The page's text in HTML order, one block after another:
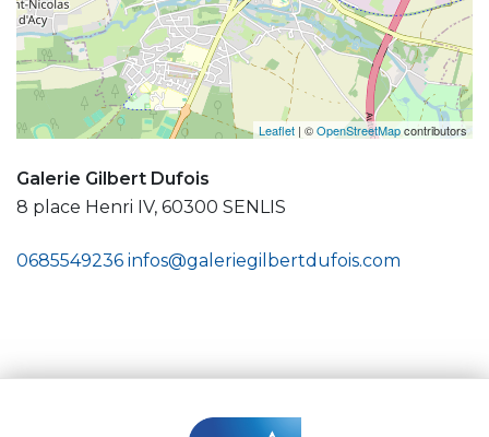
Leaflet | ©OpenStreetMapcontributors
Galerie Gilbert Dufois
8 place Henri IV, 60300 SENLIS
0685549236 infos@galeriegilbertdufois.com